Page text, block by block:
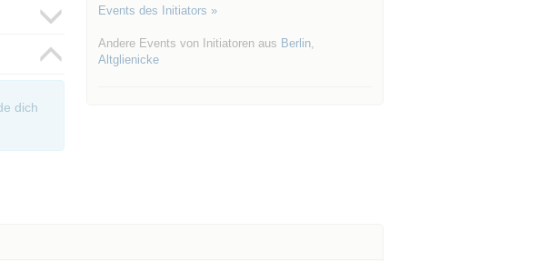
dich
Events des Initiators »
Andere Events von Initiatoren aus Berlin,
Altglienicke